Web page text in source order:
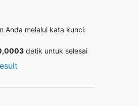
Anda melalui kata kunci:
detik untuk selesai